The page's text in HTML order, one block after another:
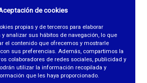
de cookies
propias y de terceros para elaborar
analizar sus hábitos de navegación, lo que
el contenido que ofrecemos y mostrarle
sus preferencias. Además, compartimos la
colaboradores de redes sociales, publicidad y
utilizar la información recopilada y
que les haya proporcionado.